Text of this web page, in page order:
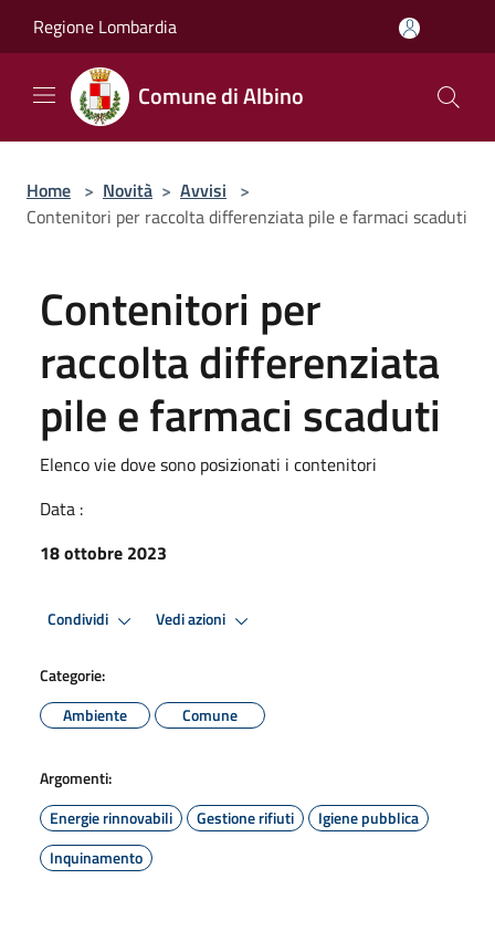
Regione Lombardia
Comune di Albino
Home > Novità > Avvisi >
Contenitori per raccolta differenziata pile e farmaci scaduti
Contenitori per
raccolta differenziata
pile e farmaci scaduti
Elenco vie dove sono posizionati i contenitori
Data :
18 ottobre 2023
Condividi Vedi azioni
Categorie:
Ambiente
Comune
Argomenti:
Energie rinnovabili
Gestione rifiuti
Igiene pubblica
Inquinamento